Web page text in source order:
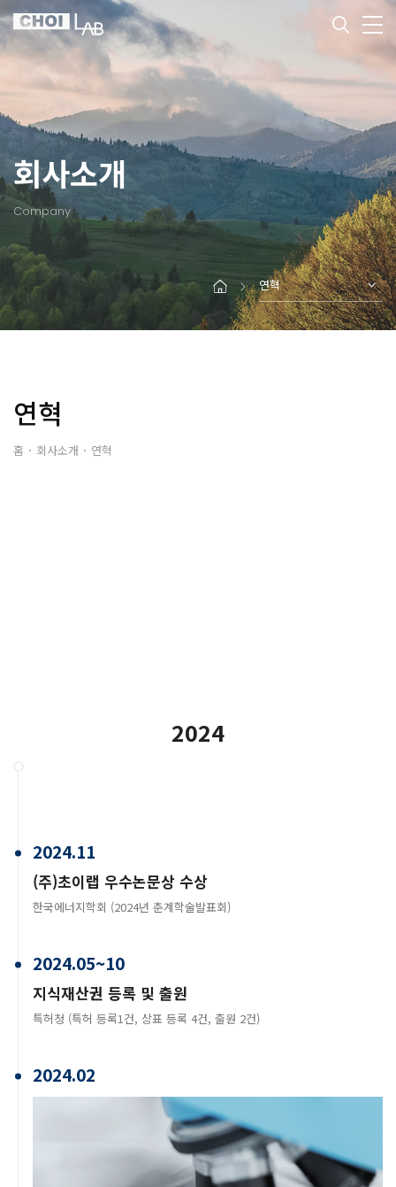
회사소개
Company
연혁
연혁
홈 회사소개 연혁
2024
2024.11
(주)초이랩 우수논문상 수상
한국에너지학회 (2024년 춘계학술발표회)
2024.05~10
지식재산권 등록 및 출원
특허청 (특허 등록1건, 상표 등록 4건, 출원 2건)
2024.02